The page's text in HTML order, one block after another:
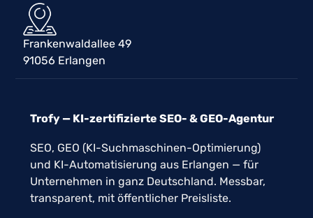
Frankenwaldallee 49
91056 Erlangen
Trofy — KI-zertifizierte SEO- & GEO-Agentur
SEO, GEO (KI-Suchmaschinen-Optimierung)
und KI-Automatisierung aus Erlangen — für
Unternehmen in ganz Deutschland. Messbar,
transparent, mit öffentlicher Preisliste.